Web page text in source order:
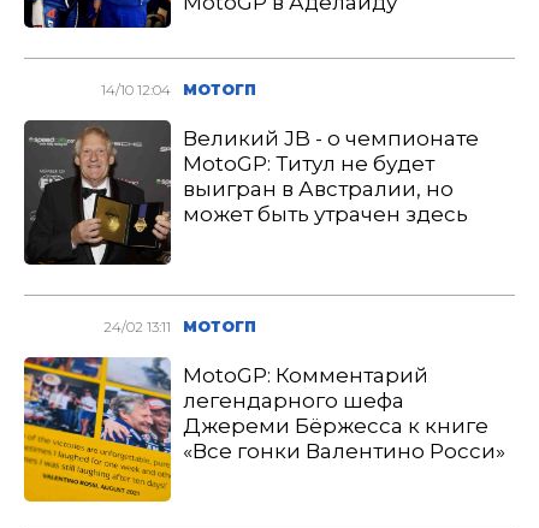
14/10 12:04 МОТОГП
Великий JB - о чемпионате
MotoGP: Титул не будет
выигран в Австралии, но
может быть утрачен здесь
24/02 13:11 МОТОГП
MotoGP: Комментарий
легендарного шефа
Джереми Бёржесса к книге
«Все гонки Валентино Росси»